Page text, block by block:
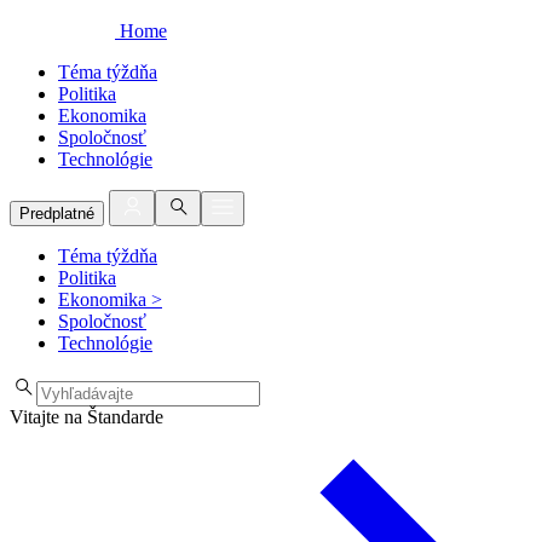
Home
Téma týždňa
Politika
Ekonomika
Spoločnosť
Technológie
Predplatné
Téma týždňa
Politika
Ekonomika >
Spoločnosť
Technológie
Vitajte na Štandarde